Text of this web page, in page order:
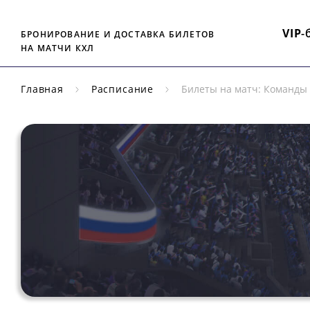
БРОНИРОВАНИЕ И ДОСТАВКА БИЛЕТОВ
НА МАТЧИ КХЛ
VIP-
Главная Расписание Билеты на матч: Команды